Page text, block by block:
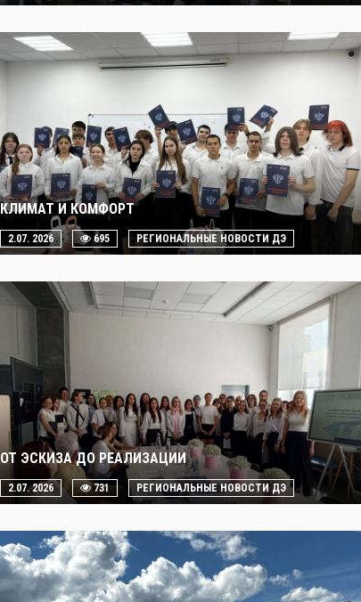
КЛИМАТ И КОМФОРТ
2.07. 2026 695 РЕГИОНАЛЬНЫЕ НОВОСТИ ДЭ
ОТ ЭСКИЗА ДО РЕАЛИЗАЦИИ
2.07. 2026 731 РЕГИОНАЛЬНЫЕ НОВОСТИ ДЭ